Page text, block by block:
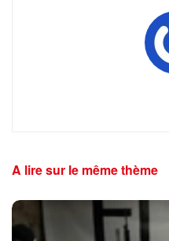
A lire sur le même thème